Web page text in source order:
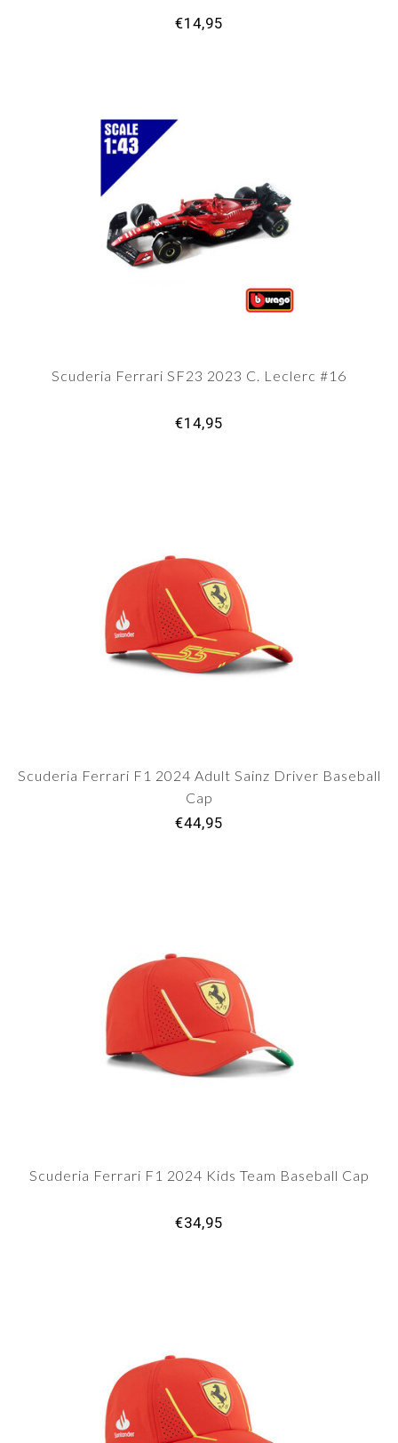
€14,95
Scuderia Ferrari SF23 2023 C. Leclerc #16
€14,95
Scuderia Ferrari F1 2024 Adult Sainz Driver Baseball
Cap
€44,95
Scuderia Ferrari F1 2024 Kids Team Baseball Cap
€34,95